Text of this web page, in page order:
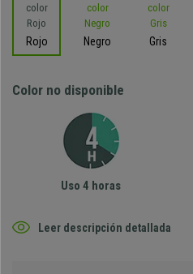
Rojo Negro Gris
Color no disponible
Uso 4 horas
Leer descripción detallada